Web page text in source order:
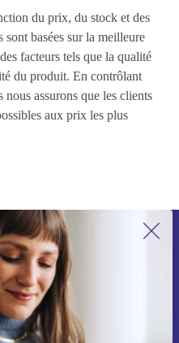
du prix, du stock et des
basées sur la meilleure
facteurs tels que la qualité
du produit. En contrôlant
assurons que les clients
aux prix les plus
et infos de refurbed
aucune offre.